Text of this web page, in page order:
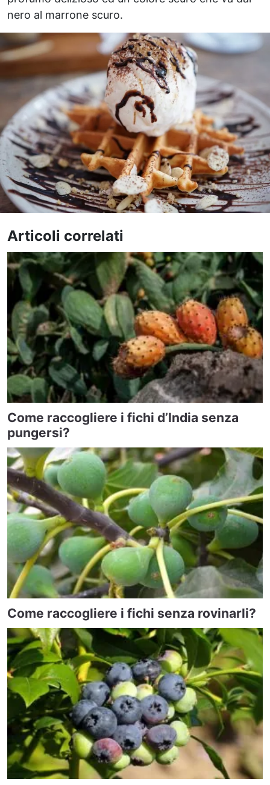
nero al marrone scuro.
Articoli correlati
Come raccogliere i fichi d’India senza
pungersi?
Come raccogliere i fichi senza rovinarli?